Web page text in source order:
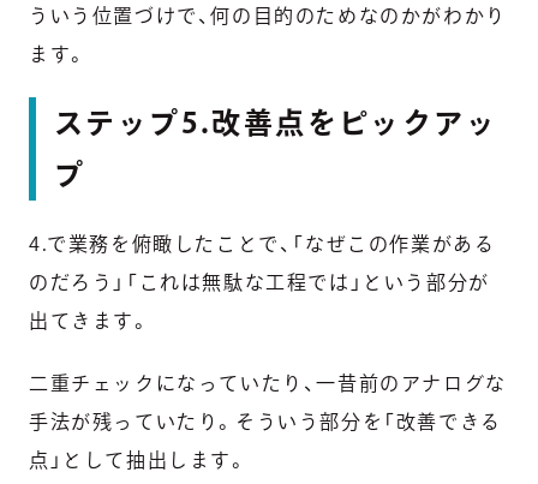
ういう位置づけで、何の目的のためなのかがわかり
ます。
ステップ5.改善点をピックアッ
プ
4.で業務を俯瞰したことで、「なぜこの作業がある
のだろう」「これは無駄な工程では」という部分が
出てきます。
二重チェックになっていたり、一昔前のアナログな
手法が残っていたり。そういう部分を「改善できる
点」として抽出します。